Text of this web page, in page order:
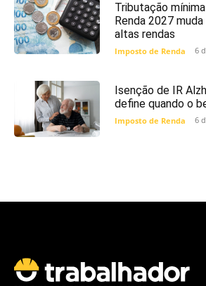
Tributação
Renda 2027
altas rendas
Imposto de Renda 6
Isenção de IR
define quando o
Imposto de Renda 6